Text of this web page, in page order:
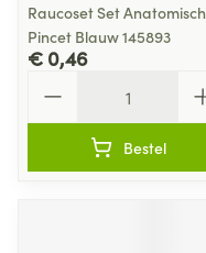
Raucoset Set Anatomisch
Pincet Blauw 145893
€ 0,46
Bestel